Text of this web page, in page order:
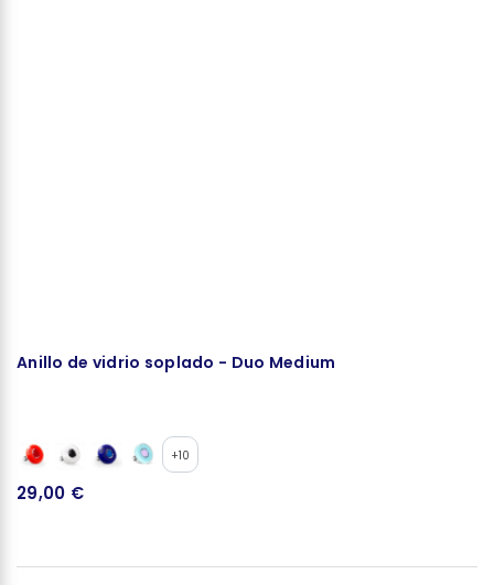
Anillo de vidrio soplado - Duo Medium
+10
29,00 €